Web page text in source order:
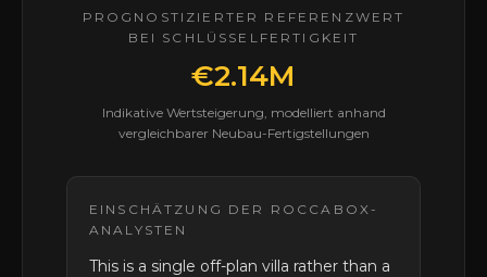
PROGNOSTIZIERTER REFERENZWERT
BEI SCHLÜSSELFERTIGKEIT
€2.14M
Indikative Wertsteigerung, modelliert anhand
vergleichbarer Neubau-Fertigstellungen
EINSCHÄTZUNG DER ROCCABOX-
ANALYSTEN
This is a single off-plan villa rather than a